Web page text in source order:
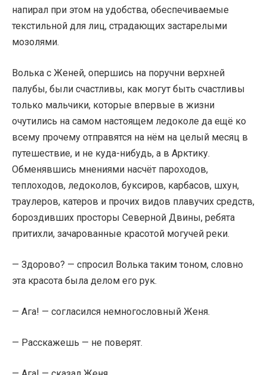
напирал при этом на удобства, обеспечиваемые
текстильной для лиц, страдающих застарелыми
мозолями.
Волька с Женей, опершись на поручни верхней
палубы, были счастливы, как могут быть счастливы
только мальчики, которые впервые в жизни
очутились на самом настоящем ледоколе да ещё ко
всему прочему отправятся на нём на целый месяц в
путешествие, и не куда-нибудь, а в Арктику.
Обменявшись мнениями насчёт пароходов,
теплоходов, ледоколов, буксиров, карбасов, шхун,
траулеров, катеров и прочих видов плавучих средств,
бороздивших просторы Северной Двины, ребята
притихли, зачарованные красотой могучей реки.
— Здорово? — спросил Волька таким тоном, словно
эта красота была делом его рук.
— Ага! — согласился немногословный Женя.
— Расскажешь — не поверят.